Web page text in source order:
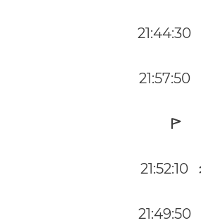
21:44:30
21:57:50
21:52:10
21:49:50